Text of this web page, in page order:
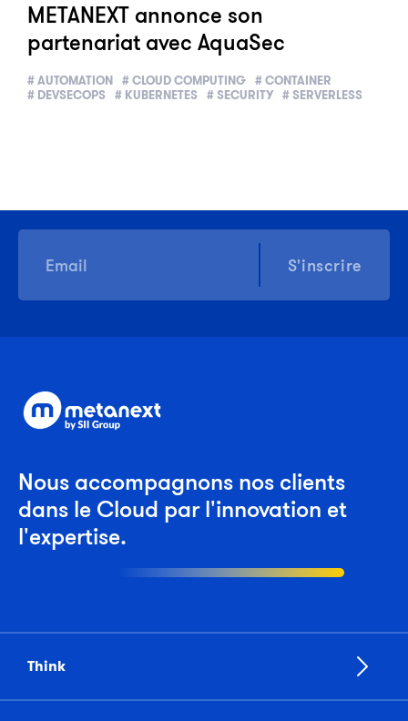
METANEXT annonce son
partenariat avec AquaSec
# AUTOMATION # CLOUD COMPUTING # CONTAINER
# DEVSECOPS
# KUBERNETES # SECURITY # SERVERLESS
S'inscrire
Nous accompagnons nos clients
dans le Cloud par l'innovation et
l'expertise.
Think